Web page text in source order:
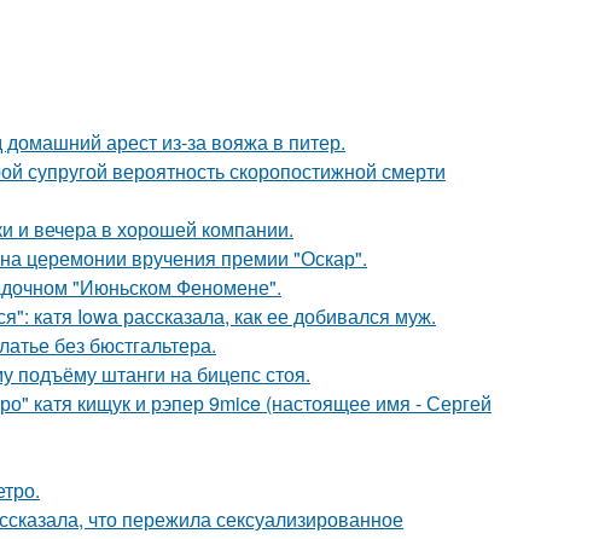
арест из-за вояжа в питер.
супругой вероятность скоропостижной смерти
и вечера в хорошей компании.
церемонии вручения премии "Оскар".
"Июньском Феномене".
катя Iowa рассказала, как ее добивался муж.
без бюстгальтера.
подъёму штанги на бицепс стоя.
катя кищук и рэпер 9mice (настоящее имя - Сергей
что пережила сексуализированное